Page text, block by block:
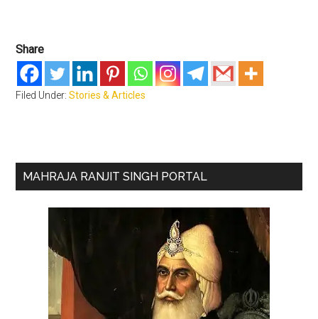
Share
Filed Under:Stories & Articles
Primary
MAHRAJA RANJIT SINGH PORTAL